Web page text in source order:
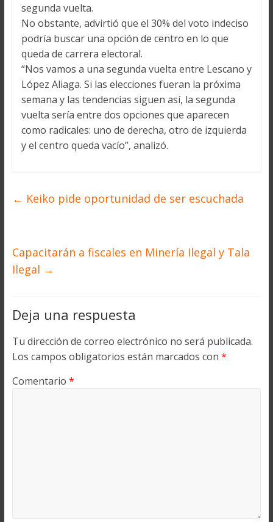
segunda vuelta.
No obstante, advirtió que el 30% del voto indeciso
podría buscar una opción de centro en lo que
queda de carrera electoral.
“Nos vamos a una segunda vuelta entre Lescano y
López Aliaga. Si las elecciones fueran la próxima
semana y las tendencias siguen así, la segunda
vuelta sería entre dos opciones que aparecen
como radicales: uno de derecha, otro de izquierda
y el centro queda vacío”, analizó.
← Keiko pide oportunidad de ser escuchada
Capacitarán a fiscales en Minería Ilegal y Tala
Ilegal →
Deja una respuesta
Tu dirección de correo electrónico no será publicada.
Los campos obligatorios están marcados con *
Comentario *